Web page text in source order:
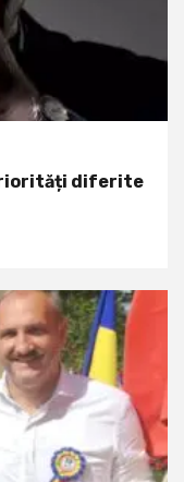
diferite